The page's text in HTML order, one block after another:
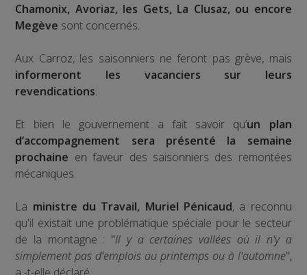
Chamonix, Avoriaz, les Gets, La Clusaz, ou encore
Megève sont concernés.
Aux Carroz, les saisonniers ne feront pas grève, mais
informeront les vacanciers sur leurs
revendications.
Et bien le gouvernement a fait savoir qu’un plan
d’accompagnement sera présenté la semaine
prochaine en faveur des saisonniers des remontées
mécaniques.
La ministre du Travail, Muriel Pénicaud, a reconnu
qu'il existait une problématique spéciale pour le secteur
de la montagne : "Il y a certaines vallées où il n'y a
simplement pas d'emplois au printemps ou à l'automne",
a -t-elle déclaré.